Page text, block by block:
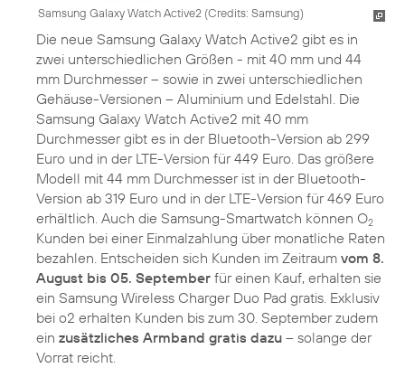
Samsung Galaxy Watch Active2 (Credits: Samsung)
Die neue Samsung Galaxy Watch Active2 gibt es in
zwei unterschiedlichen Größen - mit 40 mm und 44
mm Durchmesser – sowie in zwei unterschiedlichen
Gehäuse-Versionen – Aluminium und Edelstahl. Die
Samsung Galaxy Watch Active2 mit 40 mm
Durchmesser gibt es in der Bluetooth-Version ab 299
Euro und in der LTE-Version für 449 Euro. Das größere
Modell mit 44 mm Durchmesser ist in der Bluetooth-
Version ab 319 Euro und in der LTE-Version für 469 Euro
erhältlich. Auch die Samsung-Smartwatch können O2
Kunden bei einer Einmalzahlung über monatliche Raten
bezahlen. Entscheiden sich Kunden im Zeitraum vom 8.
August bis 05. September für einen Kauf, erhalten sie
ein Samsung Wireless Charger Duo Pad gratis. Exklusiv
bei o2 erhalten Kunden bis zum 30. September zudem
ein zusätzliches Armband gratis dazu – solange der
Vorrat reicht.